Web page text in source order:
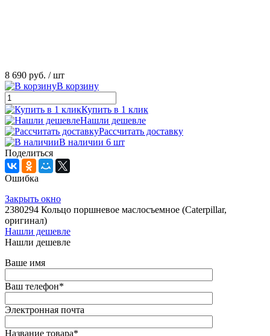
8 690 руб. / шт
В корзину
Купить в 1 клик
Нашли дешевле
Рассчитать доставку
В наличии 6 шт
Поделиться
Ошибка
Закрыть окно
2380294 Кольцо поршневое маслосъемное (Caterpillar,
оригинал)
Нашли дешевле
Нашли дешевле
Ваше имя
Ваш телефон*
Электронная почта
Название товара*